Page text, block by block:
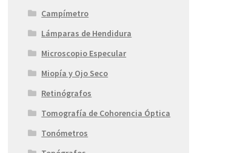
Campímetro
Lámparas de Hendidura
Microscopio Especular
Miopía y Ojo Seco
Retinógrafos
Tomografía de Cohorencia Óptica
Tonómetros